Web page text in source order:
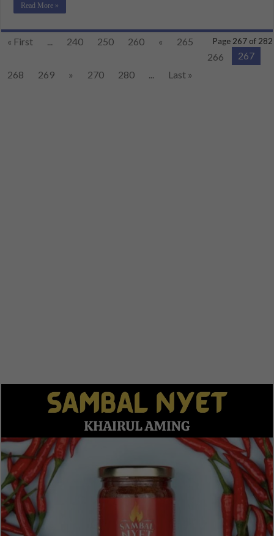
Read More »
Page 267 of 282
« First 240 250 260 «
265
266
267
268
269 » 270 280 Last »